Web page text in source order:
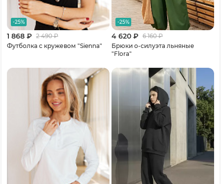
-25%
1 868 ₽ 2 490₽
Футболка с кружевом "Sienna"
-25%
4 620 ₽ 6 160₽
Брюки о-силуэта льняные
"Flora"